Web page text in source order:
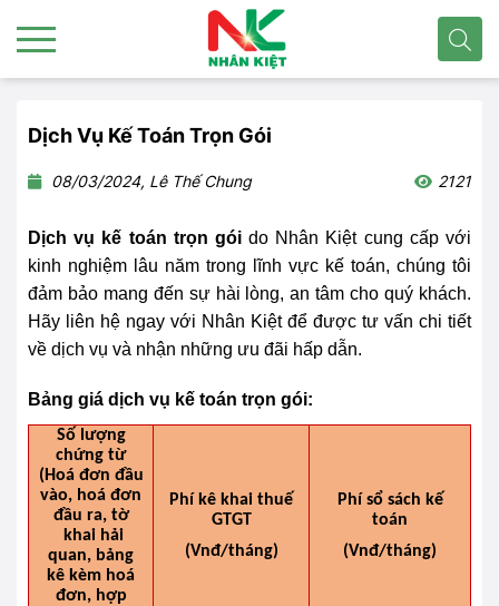
Dịch Vụ Kế Toán Trọn Gói
08/03/2024, Lê Thế Chung 2121
Dịch vụ kế toán trọn góido Nhân Kiệt cung cấp với
kinh nghiệm lâu năm trong lĩnh vực kế toán, chúng tôi
đảm bảo mang đến sự hài lòng, an tâm cho quý khách.
Hãy liên hệ ngay với Nhân Kiệt để được tư vấn chi tiết
về dịch vụ và nhận những ưu đãi hấp dẫn.
Bảng giá dịch vụ kế toán trọn gói:
Số lượng
chứng từ
(Hoá đơn đầu
vào, hoá đơn
đầu ra, tờ
khai hải
quan, bảng
kê kèm hoá
đơn, hợp
Phí kê khai thuế
GTGT
(Vnđ/tháng)
Phí sổ sách kế
toán
(Vnđ/tháng)